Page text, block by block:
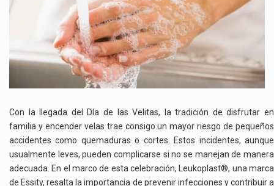
DE
LESIONES
MENORES
DURANTE
EL
DÍA
DE
Y
FIESTAS
DECEMBRINAS
Con la llegada del Día de las Velitas, la tradición de disfrutar en
familia y encender velas trae consigo un mayor riesgo de pequeños
accidentes como quemaduras o cortes. Estos incidentes, aunque
usualmente leves, pueden complicarse si no se manejan de manera
adecuada. En el marco de esta celebración, Leukoplast®, una marca
de Essity, resalta la importancia de prevenir infecciones y contribuir a